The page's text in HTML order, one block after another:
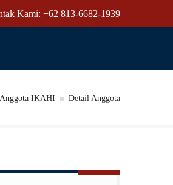
Kami: +62 813-6682-1939
Anggota IKAHI Detail Anggota